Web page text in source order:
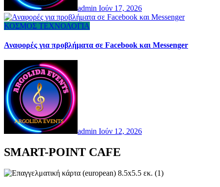
admin Ιούν 17, 2026
ΚΟΣΜΟΣ ΤΕΧΝΟΛΟΓΙΑ
Αναφορές για προβλήματα σε Facebook και Messenger
admin Ιούν 12, 2026
SMART-POINT CAFE